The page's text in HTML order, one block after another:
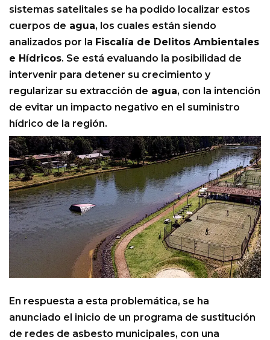
sistemas satelitales se ha podido localizar estos
cuerpos de agua, los cuales están siendo
analizados por la Fiscalía de Delitos Ambientales
e Hídricos. Se está evaluando la posibilidad de
intervenir para detener su crecimiento y
regularizar su extracción de agua, con la intención
de evitar un impacto negativo en el suministro
hídrico de la región.
En respuesta a esta problemática, se ha
anunciado el inicio de un programa de sustitución
de redes de asbesto municipales, con una